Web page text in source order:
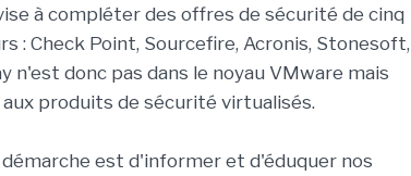
à compléter des offres de sécurité de cinq
: Check Point, Sourcefire, Acronis, Stonesoft,
n'est donc pas dans le noyau VMware mais
produits de sécurité virtualisés.
est d'informer et d'éduquer nos